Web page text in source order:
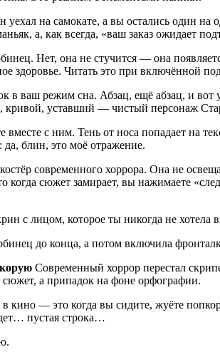
на самокате, а вы остались один на
а, как всегда, «ваш заказ ожидает
Нет, она не стучится — она
здоровье. Читать это при включённой
в ваш режим сна. Абзац, ещё абзац, и вот
уставший — чистый персонаж
вместе с ним. Тень от носа попадает на
блин, это моё отражение.
современного хоррора. Она не
когда сюжет замирает, вы нажимаете
с лицом, которое ты никогда не
до конца, а потом включила
Современный хоррор перестал
а припадок на фоне орфографии.
— это когда вы сидите, жуёте
пустая строка…